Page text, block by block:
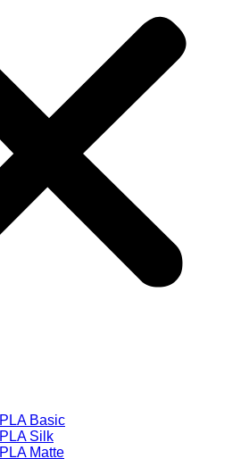
PLA Basic
PLA Silk
PLA Matte